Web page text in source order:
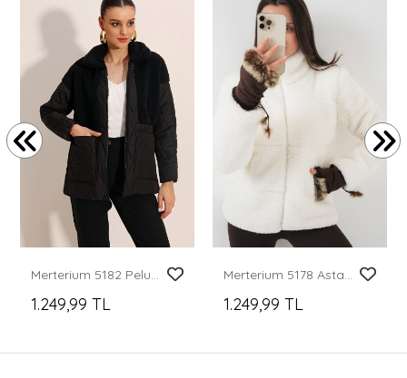
Merterium 5182 Peluş Detaylı Oversize Şişme Mont - Siyah
1.249,99 TL
Merterium 5178 Astarlı Peluş Mont - Beyaz
1.249,99 TL